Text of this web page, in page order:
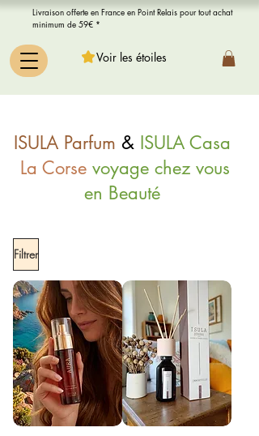
Livraison offerte en France en Point Relais pour tout achat
minimum de 59€ *
Voir les étoiles
ISULA Parfum & ISULA Casa
La Corse voyage chez vous
en Beauté
Filtrer